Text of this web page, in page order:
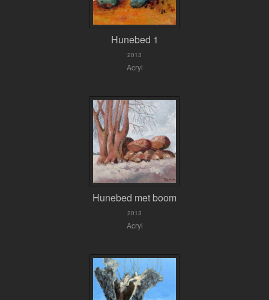
Hunebed 1
2013
Acryl
Hunebed met boom
2013
Acryl